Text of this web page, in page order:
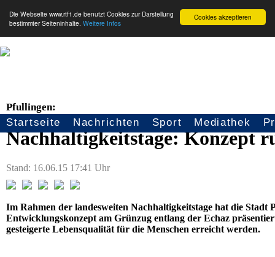
Cookies akzeptieren
Die Webseite www.rtf1.de benutzt Cookies zur Darstellung
bestimmter Seiteninhalte. Weitere Infos
Seitennavigation
Startseite Nachrichten Sport Mediathek
Pfullingen:
Nachhaltigkeitstage: Konzept
Stand: 16.06.15 17:41 Uhr
Im Rahmen der landesweiten Nachhaltigkeitstage hat die
Entwicklungskonzept am Grünzug entlang der Echaz
gesteigerte Lebensqualität für die Menschen erreicht werden.